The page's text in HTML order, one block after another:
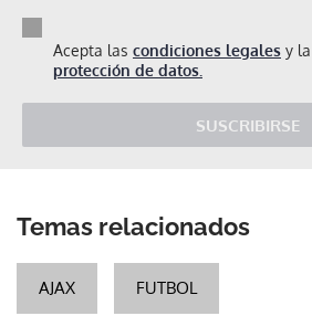
Acepta las condiciones legales y la
protección de datos.
SUSCRIBIRSE
Temas relacionados
AJAX FUTBOL